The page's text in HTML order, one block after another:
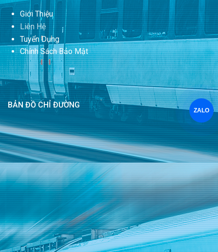
Giới Thiệu
Liên Hệ
Tuyển Dụng
Chính Sách Bảo Mật
BẢN ĐỒ CHỈ ĐƯỜNG
ZALO